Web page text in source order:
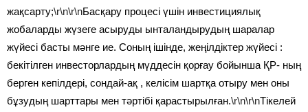
жақсарту;\r\n\r\nБасқару процесі үшін инвестициялық
жобаларды жүзеге асыруды ынталандырудың шаралар
жүйесі басты мәнге ие. Соның ішінде, жеңілдіктер жүйесі :
бекітілген инвесторлардың мүддесін қорғау бойынша ҚР- ның
берген кепілдері, сондай-ақ , келісім шартқа отыру мен оны
бұзудың шарттары мен тәртібі қарастырылған.\r\n\r\nТікелей